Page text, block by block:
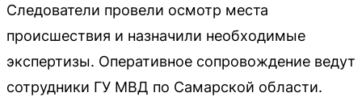
Следователи провели осмотр места
происшествия и назначили необходимые
экспертизы. Оперативное сопровождение ведут
сотрудники ГУ МВД по Самарской области.